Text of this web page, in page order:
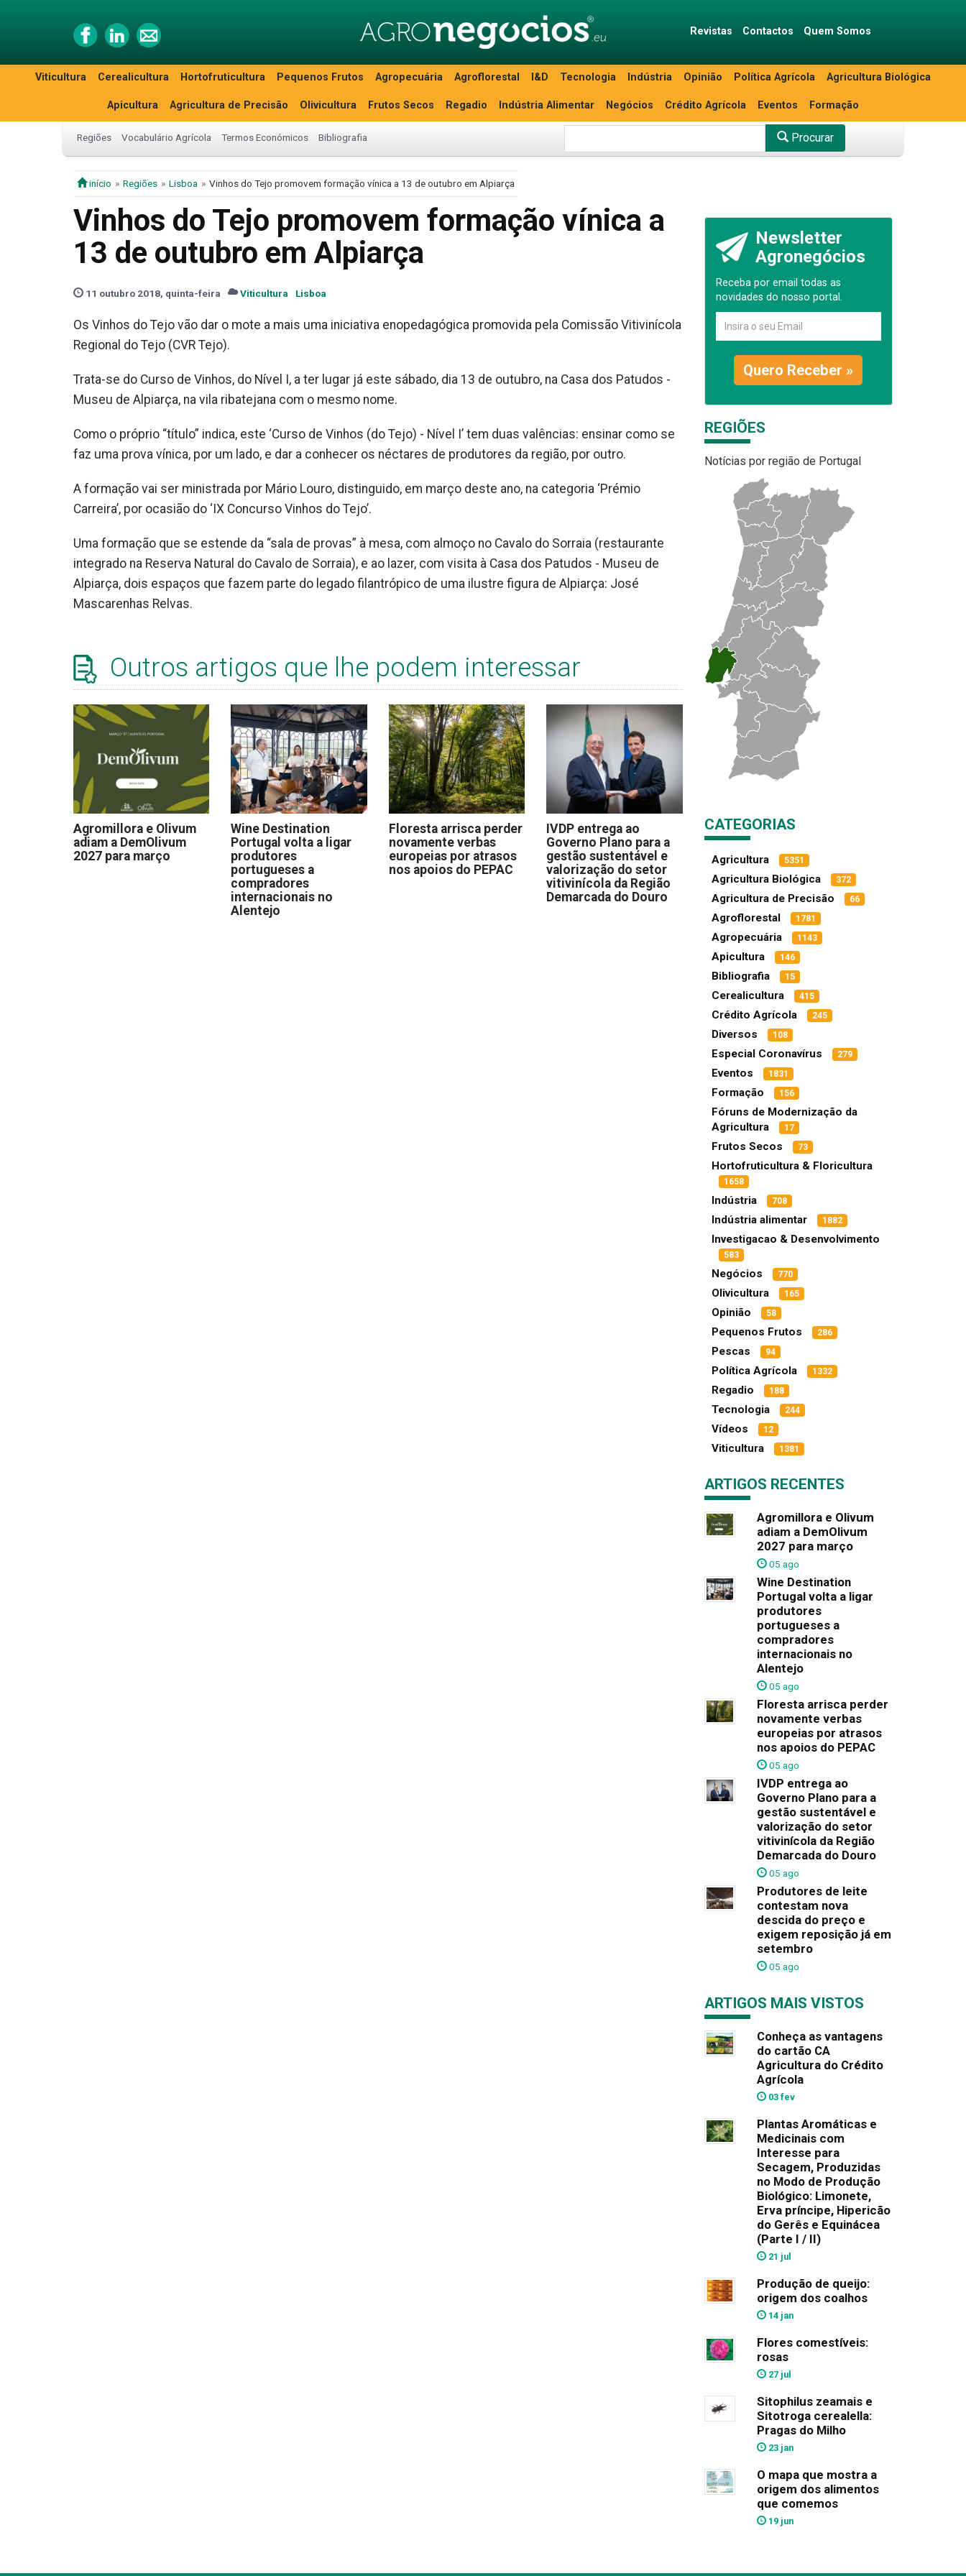
Revistas Contactos Quem Somos
Viticultura Cerealicultura Hortofruticultura Pequenos Frutos Agropecuária Agroflorestal I&D Tecnologia Indústria Opinião Política Agrícola Agricultura Biológica
Apicultura Agricultura de Precisão Olivicultura Frutos Secos Regadio Indústria Alimentar Negócios Crédito Agrícola Eventos Formação
Regiões Vocabulário Agrícola Termos Económicos Bibliografia Procurar
início Regiões Lisboa Vinhos do Tejo promovem formação vínica a 13 de outubro em Alpiarça
Vinhos do Tejo promovem formação vínica a
13 de outubro em Alpiarça
11 outubro 2018, quinta-feira Viticultura Lisboa
Os Vinhos do Tejo vão dar o mote a mais uma iniciativa enopedagógica promovida pela Comissão Vitivinícola
Regional do Tejo (CVR Tejo).
Trata-se do Curso de Vinhos, do Nível I, a ter lugar já este sábado, dia 13 de outubro, na Casa dos Patudos -
Museu de Alpiarça, na vila ribatejana com o mesmo nome.
Como o próprio “título” indica, este ‘Curso de Vinhos (do Tejo) - Nível I’ tem duas valências: ensinar como se
faz uma prova vínica, por um lado, e dar a conhecer os néctares de produtores da região, por outro.
A formação vai ser ministrada por Mário Louro, distinguido, em março deste ano, na categoria ‘Prémio
Carreira’, por ocasião do ‘IX Concurso Vinhos do Tejo’.
Uma formação que se estende da “sala de provas” à mesa, com almoço no Cavalo do Sorraia (restaurante
integrado na Reserva Natural do Cavalo de Sorraia), e ao lazer, com visita à Casa dos Patudos - Museu de
Alpiarça, dois espaços que fazem parte do legado filantrópico de uma ilustre figura de Alpiarça: José
Mascarenhas Relvas.
Outros artigos que lhe podem interessar
Agromillora e Olivum
adiam a DemOlivum
2027 para março
Wine Destination
Portugal volta a ligar
produtores
portugueses a
compradores
internacionais no
Alentejo
Floresta arrisca perder
novamente verbas
europeias por atrasos
nos apoios do PEPAC
IVDP entrega ao
Governo Plano para a
gestão sustentável e
valorização do setor
vitivinícola da Região
Demarcada do Douro
Newsletter
Agronegócios
Receba por email todas as
novidades do nosso portal.
Quero Receber »
REGIÕES
Notícias por região de Portugal
CATEGORIAS
Agricultura 5351
Agricultura Biológica 372
Agricultura de Precisão 66
Agroflorestal 1781
Agropecuária 1143
Apicultura 146
Bibliografia 15
Cerealicultura 415
Crédito Agrícola 245
Diversos 108
Especial Coronavírus 279
Eventos 1831
Formação 156
Fóruns de Modernização da
Agricultura
17
Frutos Secos 73
Hortofruticultura & Floricultura
1658
Indústria 708
Indústria alimentar 1882
Investigacao & Desenvolvimento
583
Negócios 770
Olivicultura 165
Opinião 58
Pequenos Frutos 286
Pescas 94
Política Agrícola 1332
Regadio 188
Tecnologia 244
Vídeos 12
Viticultura 1381
ARTIGOS RECENTES
Agromillora e Olivum
adiam a DemOlivum
2027 para março
05 ago
Wine Destination
Portugal volta a ligar
produtores
portugueses a
compradores
internacionais no
Alentejo
05 ago
Floresta arrisca perder
novamente verbas
europeias por atrasos
nos apoios do PEPAC
05 ago
IVDP entrega ao
Governo Plano para a
gestão sustentável e
valorização do setor
vitivinícola da Região
Demarcada do Douro
05 ago
Produtores de leite
contestam nova
descida do preço e
exigem reposição já em
setembro
05 ago
ARTIGOS MAIS VISTOS
Conheça as vantagens
do cartão CA
Agricultura do Crédito
Agrícola
03 fev
Plantas Aromáticas e
Medicinais com
Interesse para
Secagem, Produzidas
no Modo de Produção
Biológico: Limonete,
Erva príncipe, Hipericão
do Gerês e Equinácea
(Parte I / II)
21 jul
Produção de queijo:
origem dos coalhos
14 jan
Flores comestíveis:
rosas
27 jul
Sitophilus zeamais e
Sitotroga cerealella:
Pragas do Milho
23 jan
O mapa que mostra a
origem dos alimentos
que comemos
19 jun